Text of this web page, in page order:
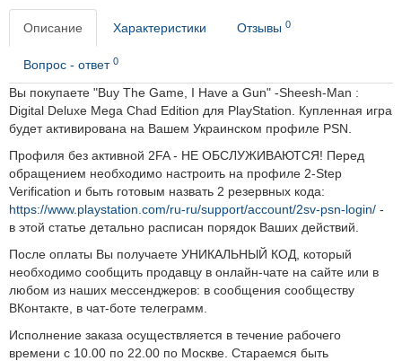
Описание Характеристики Отзывы 0
Вопрос - ответ 0
Вы покупаете "Buy The Game, I Have a Gun" -Sheesh-Man :
Digital Deluxe Mega Chad Edition для PlayStation. Купленная игра
будет активирована на Вашем Украинском профиле PSN.
Профиля без активной 2FA - НЕ ОБСЛУЖИВАЮТСЯ! Перед
обращением необходимо настроить на профиле 2-Step
Verification и быть готовым назвать 2 резервных кода:
https://www.playstation.com/ru-ru/support/account/2sv-psn-login/ -
в этой статье детально расписан порядок Ваших действий.
После оплаты Вы получаете УНИКАЛЬНЫЙ КОД, который
необходимо сообщить продавцу в онлайн-чате на сайте или в
любом из наших мессенджеров: в сообщения сообществу
ВКонтакте, в чат-боте телеграмм.
Исполнение заказа осуществляется в течение рабочего
времени с 10.00 по 22.00 по Москве. Стараемся быть